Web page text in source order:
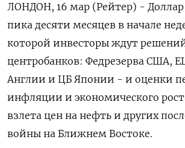
ЛОНДОН, 16 мар (Рейтер) - Доллар
пика десяти месяцев в начале
которой инвесторы ждут
центробанков: Федрезерва США,
‌Англии и ЦБ Японии - и оценки
инфляции и экономического
взлета цен на нефть и других
войны на Ближнем Востоке.